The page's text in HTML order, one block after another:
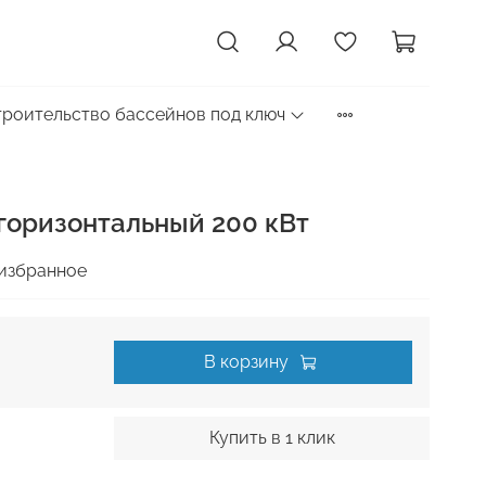
бассейнов под ключ
200 кВт
В корзину
Купить в 1 клик